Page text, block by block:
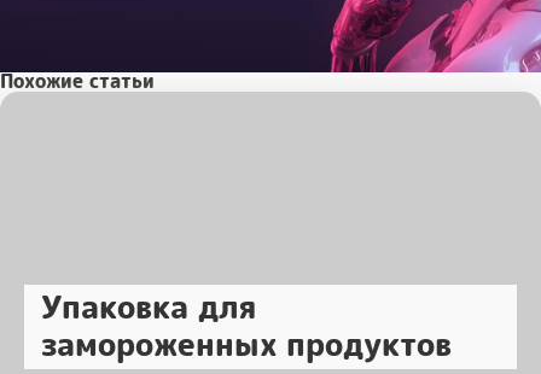
Похожие статьи
Упаковка для
замороженных продуктов